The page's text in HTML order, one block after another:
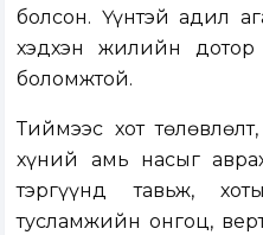
болсон. Үүнтэй адил
хэдхэн жилийн дотор
боломжтой.
Тиймээс хот
хүний амь насыг
тэргүүнд тавьж,
тусламжийн онгоц,